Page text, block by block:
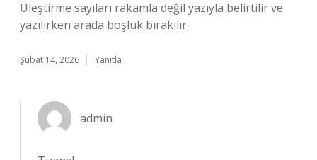
Üleştirme sayıları rakamla değil yazıyla belirtilir ve
yazılırken arada boşluk bırakılır.
Şubat 14, 2026 Yanıtla
admin